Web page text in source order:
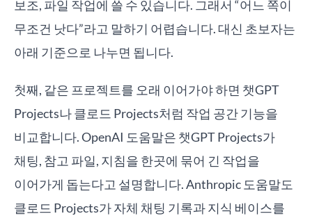
보조, 파일 작업에 쓸 수 있습니다. 그래서 “어느 쪽이
무조건 낫다”라고 말하기 어렵습니다. 대신 초보자는
아래 기준으로 나누면 됩니다.
첫째, 같은 프로젝트를 오래 이어가야 하면 챗GPT
Projects나 클로드 Projects처럼 작업 공간 기능을
비교합니다. OpenAI 도움말은 챗GPT Projects가
채팅, 참고 파일, 지침을 한곳에 묶어 긴 작업을
이어가게 돕는다고 설명합니다. Anthropic 도움말도
클로드 Projects가 자체 채팅 기록과 지식 베이스를